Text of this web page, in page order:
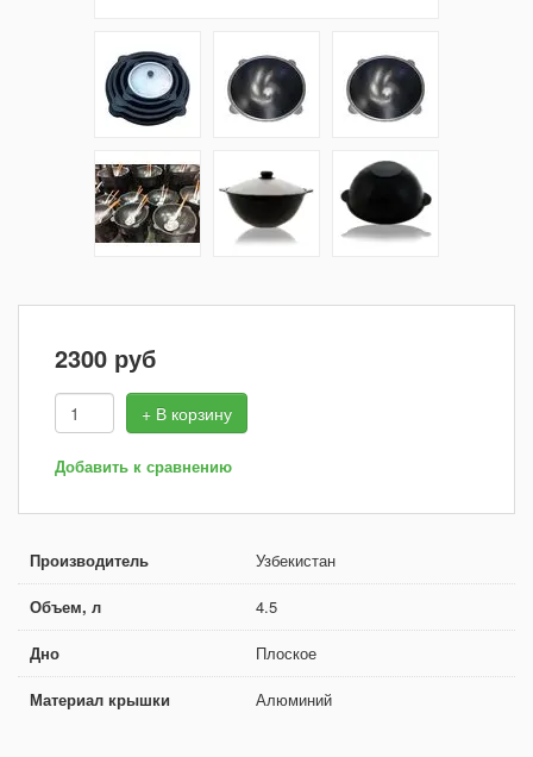
2300 руб
+ В корзину
Добавить к сравнению
Производитель Узбекистан
Объем, л 4.5
Дно Плоское
Материал крышки Алюминий